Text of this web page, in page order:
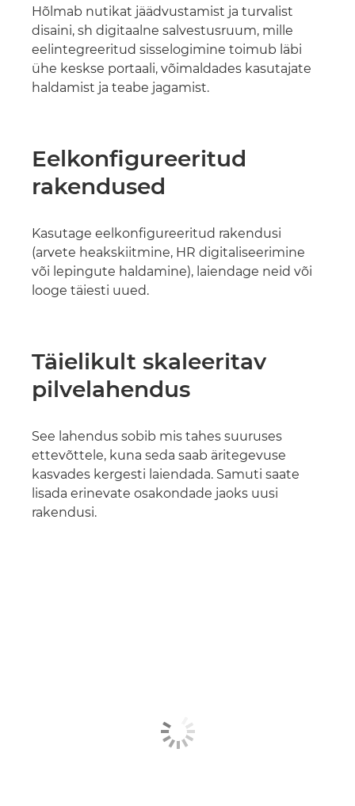
Hõlmab nutikat jäädvustamist ja turvalist
disaini, sh digitaalne salvestusruum, mille
eelintegreeritud sisselogimine toimub läbi
ühe keskse portaali, võimaldades kasutajate
haldamist ja teabe jagamist.
Eelkonfigureeritud
rakendused
Kasutage eelkonfigureeritud rakendusi
(arvete heakskiitmine, HR digitaliseerimine
või lepingute haldamine), laiendage neid või
looge täiesti uued.
Täielikult skaleeritav
pilvelahendus
See lahendus sobib mis tahes suuruses
ettevõttele, kuna seda saab äritegevuse
kasvades kergesti laiendada. Samuti saate
lisada erinevate osakondade jaoks uusi
rakendusi.